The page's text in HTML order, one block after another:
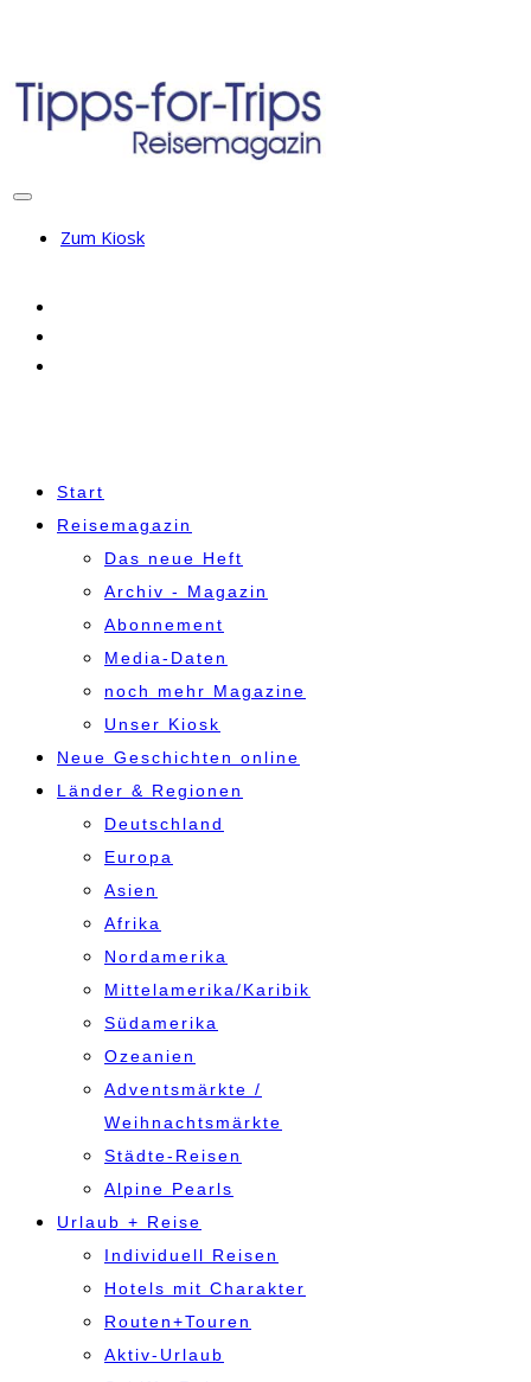
Zum Kiosk
Start
Reisemagazin
Das neue Heft
Archiv - Magazin
Abonnement
Media-Daten
noch mehr Magazine
Unser Kiosk
Neue Geschichten online
Länder & Regionen
Deutschland
Europa
Asien
Afrika
Nordamerika
Mittelamerika/Karibik
Südamerika
Ozeanien
Adventsmärkte /
Weihnachtsmärkte
Städte-Reisen
Alpine Pearls
Urlaub + Reise
Individuell Reisen
Hotels mit Charakter
Routen+Touren
Aktiv-Urlaub